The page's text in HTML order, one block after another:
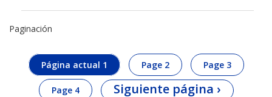
Paginación
Página actual 1 Page 2 Page 3
Page 4 Siguiente página ›